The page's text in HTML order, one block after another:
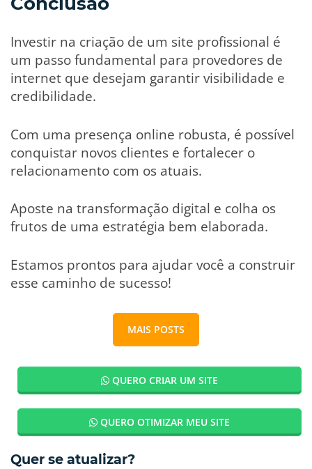
Investir na criação de um site profissional é
um passo fundamental para provedores de
internet que desejam garantir visibilidade e
credibilidade.
Com uma presença online robusta, é possível
conquistar novos clientes e fortalecer o
relacionamento com os atuais.
Aposte na transformação digital e colha os
frutos de uma estratégia bem elaborada.
Estamos prontos para ajudar você a construir
esse caminho de sucesso!
MAIS POSTS
QUERO CRIAR UM SITE
QUERO OTIMIZAR MEU SITE
Quer se atualizar?